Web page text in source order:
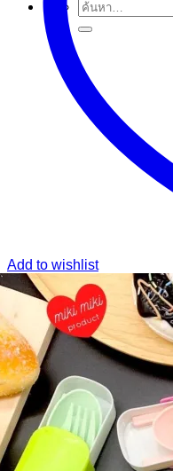
ค้นหา:
Add to wishlist